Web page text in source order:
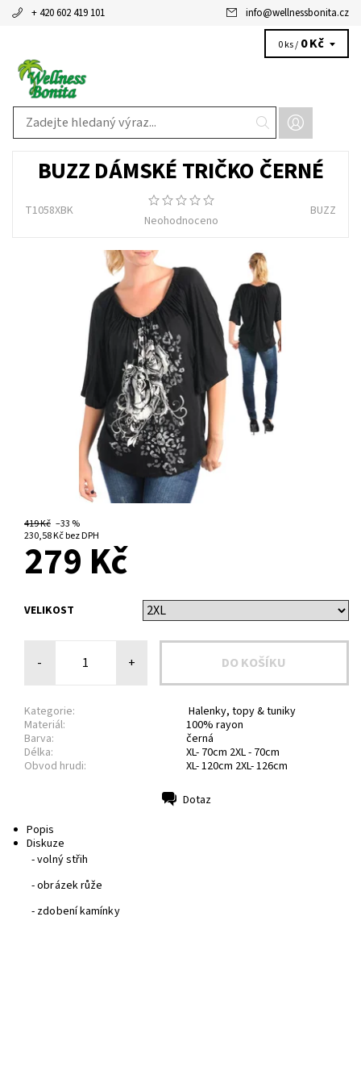
+ 420 602 419 101 info@wellnessbonita.cz
0 ks / 0 Kč
BUZZ DÁMSKÉ TRIČKO ČERNÉ
T1058XBK
Neohodnoceno
BUZZ
419 Kč –33 %
230,58 Kč bez DPH
279 Kč
VELIKOST
- +
Kategorie:
Halenky, topy & tuniky
Materiál:
100% rayon
Barva:
černá
Délka:
XL- 70cm 2XL - 70cm
Obvod hrudi:
XL- 120cm 2XL- 126cm
Dotaz
Popis
Diskuze
- volný střih
- obrázek růže
- zdobení kamínky